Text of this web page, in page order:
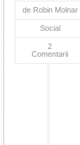
de Robin Molnar
Social
2
Comentarii